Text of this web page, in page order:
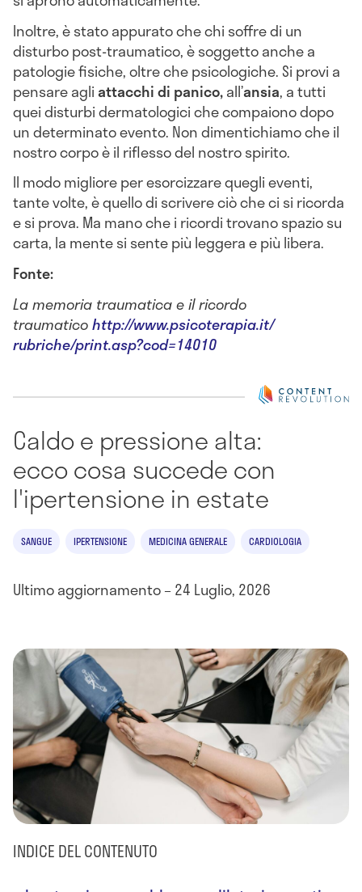
Inoltre, è stato appurato che chi soffre di un
disturbo post-traumatico, è soggetto anche a
patologie fisiche, oltre che psicologiche. Si provi a
pensare agliattacchi di panico,all’ansia, a tutti
quei disturbi dermatologici che compaiono dopo
un determinato evento. Non dimentichiamo che il
nostro corpo è il riflesso del nostro spirito.
Il modo migliore per esorcizzare quegli eventi,
tante volte, è quello di scrivere ciò che ci si ricorda
e si prova. Ma mano che i ricordi trovano spazio su
carta, la mente si sente più leggera e più libera.
Fonte:
La memoria traumatica e il ricordo
traumaticohttp://www.psicoterapia.it/
rubriche/print.asp?cod=14010
Caldo e pressione alta:
ecco cosa succede con
l'ipertensione in estate
SANGUE IPERTENSIONE MEDICINA GENERALE CARDIOLOGIA
Ultimo aggiornamento – 24 Luglio, 2026
INDICE DEL CONTENUTO